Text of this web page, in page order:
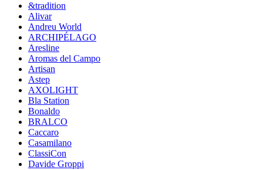
&tradition
Alivar
Andreu World
ARCHIPÉLAGO
Aresline
Aromas del Campo
Artisan
Astep
AXOLIGHT
Bla Station
Bonaldo
BRALCO
Caccaro
Casamilano
ClassiCon
Davide Groppi